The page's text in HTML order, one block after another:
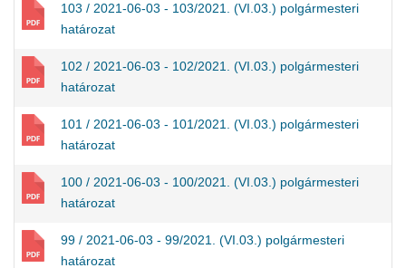
103 / 2021-06-03 - 103/2021. (VI.03.) polgármesteri
határozat
102 / 2021-06-03 - 102/2021. (VI.03.) polgármesteri
határozat
101 / 2021-06-03 - 101/2021. (VI.03.) polgármesteri
határozat
100 / 2021-06-03 - 100/2021. (VI.03.) polgármesteri
határozat
99 / 2021-06-03 - 99/2021. (VI.03.) polgármesteri
határozat